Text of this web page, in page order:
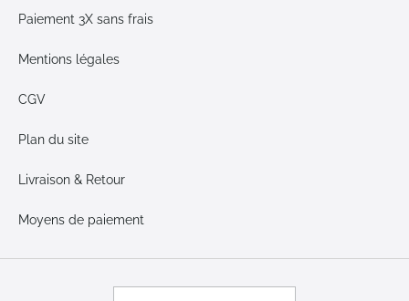
Paiement 3X sans frais
Mentions légales
CGV
Plan du site
Livraison & Retour
Moyens de paiement